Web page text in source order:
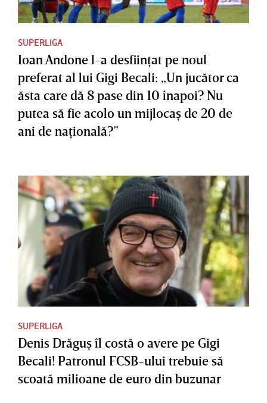
SUPERLIGA
Ioan Andone l-a desfiinţat pe noul
preferat al lui Gigi Becali: „Un jucător ca
ăsta care dă 8 pase din 10 înapoi? Nu
putea să fie acolo un mijlocaş de 20 de
ani de naţională?”
SUPERLIGA
Denis Drăguş îl costă o avere pe Gigi
Becali! Patronul FCSB-ului trebuie să
scoată milioane de euro din buzunar